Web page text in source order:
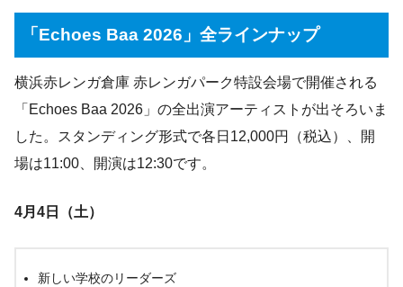
「Echoes Baa 2026」全ラインナップ
横浜赤レンガ倉庫 赤レンガパーク特設会場で開催される
「Echoes Baa 2026」の全出演アーティストが出そろいま
した。スタンディング形式で各日12,000円（税込）、開
場は11:00、開演は12:30です。
4月4日（土）
新しい学校のリーダーズ